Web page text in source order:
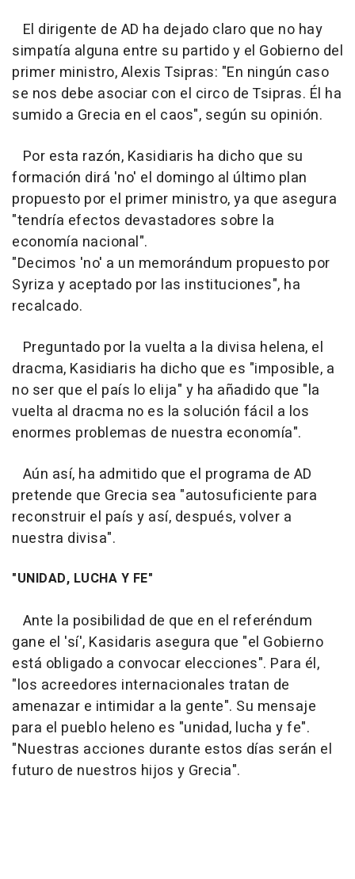
El dirigente de AD ha dejado claro que no hay
simpatía alguna entre su partido y el Gobierno del
primer ministro, Alexis Tsipras: "En ningún caso
se nos debe asociar con el circo de Tsipras. Él ha
sumido a Grecia en el caos", según su opinión.
Por esta razón, Kasidiaris ha dicho que su
formación dirá 'no' el domingo al último plan
propuesto por el primer ministro, ya que asegura
"tendría efectos devastadores sobre la
economía nacional".
"Decimos 'no' a un memorándum propuesto por
Syriza y aceptado por las instituciones", ha
recalcado.
Preguntado por la vuelta a la divisa helena, el
dracma, Kasidiaris ha dicho que es "imposible, a
no ser que el país lo elija" y ha añadido que "la
vuelta al dracma no es la solución fácil a los
enormes problemas de nuestra economía".
Aún así, ha admitido que el programa de AD
pretende que Grecia sea "autosuficiente para
reconstruir el país y así, después, volver a
nuestra divisa".
"UNIDAD, LUCHA Y FE"
Ante la posibilidad de que en el referéndum
gane el 'sí', Kasidaris asegura que "el Gobierno
está obligado a convocar elecciones". Para él,
"los acreedores internacionales tratan de
amenazar e intimidar a la gente". Su mensaje
para el pueblo heleno es "unidad, lucha y fe".
"Nuestras acciones durante estos días serán el
futuro de nuestros hijos y Grecia".